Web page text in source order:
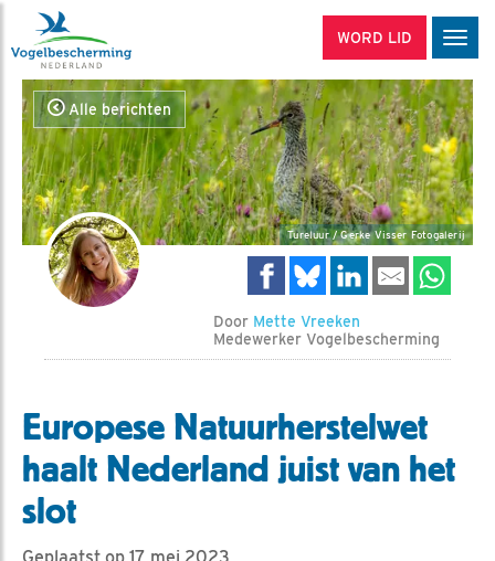
WORD LID
Alle berichten
Tureluur / Gerke Visser Fotogalerij
Door Mette Vreeken
Medewerker Vogelbescherming
Europese Natuurherstelwet
haalt Nederland juist van het
slot